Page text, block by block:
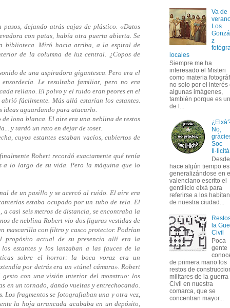
dejando atrás cajas de plástico. «Datos
con patas, había otra puerta abierta. Se
biblioteca. Miró hacia arriba, a la espiral de
de la columna de luz central. ¿Copos de
de una aspiradora gigantesca. Pero era el
Le resultaba familiar, pero no era
rellano. El polvo y el ruido eran peores en el
fácilmente. Más allá estarían los estantes.
ideas aguardando para atacarlo.
lona blanca. El aire era una neblina de restos
y tardó un rato en dejar de toser.
cuyos estantes estaban vacíos, cubiertos de
Robert recordó exactamente qué tenía
a lo largo de su vida. Pero la máquina que lo
de un pasillo y se acercó al ruido. El aire era
estaba ocupado por un tubo de tela. El
casi seis metros de distancia, se encontraba la
de neblina Robert vio dos figuras vestidas de
mascarilla con filtro y casco protector. Podrían
propósito actual de su presencia allí era la
estantes y los lanzaban a las fauces de la
sobre el horror: la boca voraz era un
por detrás era un «túnel cámara». Robert
gesto con una visión interior del monstruo: los
en un tornado, dando vueltas y entrechocando.
fragmentos se fotografiaban una y otra vez,
la hoja arrancada acababa en un depósito,
Va de
Los
z
locales
Siempre me ha
interesado el Misteri
como materia
no solo por el interés
algunas imágenes,
también porque es
de l...
No,
Soc
Il·licità
Desde
hace algún tiempo
generalizándose en el
valenciano escrito el
gentilicio elxà para
referirse a los
de nuestra ciudad...
la
Civil
Poca
gente
de primera mano los
restos de
militares de la guerra
Civil en nuestra
comarca, que se
concentran mayor...